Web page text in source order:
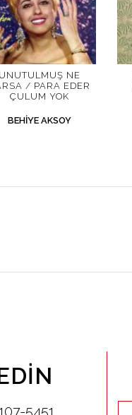
UNUTULMUŞ NE
/ PARA EDER
ÇULUM YOK
BEHIYE AKSOY
5451